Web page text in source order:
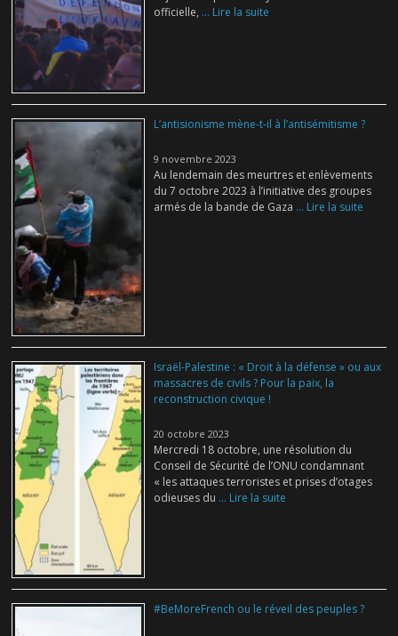
officielle, ... Lire la suite
L’antisionisme mène-t-il à l’antisémitisme ?
9 novembre 2023
Au lendemain des meurtres et enlèvements
du 7 octobre 2023 à l’initiative des groupes
armés de la bande de Gaza ... Lire la suite
Israël-Palestine : « Droit à la défense » ou aux
massacres de civils ? Pour la paix, la
reconstruction civique !
20 octobre 2023
Mercredi 18 octobre, une résolution du
Conseil de Sécurité de l’ONU condamnant
« les attaques terroristes et prises d’otages
odieuses du ... Lire la suite
#BeMoreFrench ou le réveil des peuples ?